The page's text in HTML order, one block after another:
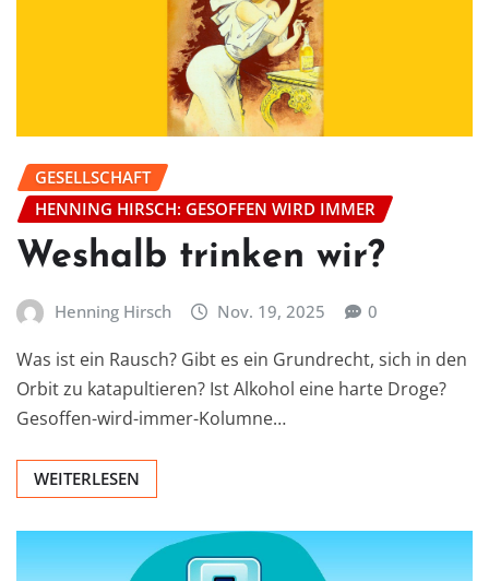
GESELLSCHAFT
HENNING HIRSCH: GESOFFEN WIRD IMMER
Weshalb trinken wir?
Henning Hirsch Nov. 19, 2025 0
Was ist ein Rausch? Gibt es ein Grundrecht, sich in den
Orbit zu katapultieren? Ist Alkohol eine harte Droge?
Gesoffen-wird-immer-Kolumne…
WEITERLESEN